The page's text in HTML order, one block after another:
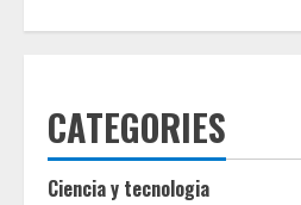
CATEGORIES
Ciencia y tecnologia